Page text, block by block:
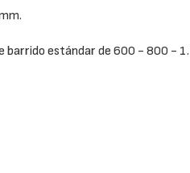
barrido estándar de 600 - 800 -